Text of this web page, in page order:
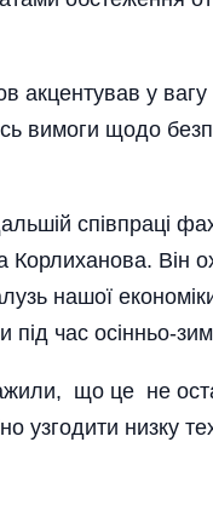
акцентував у
вимоги щодо
співпраці
Він
нашої
під час осінньо-
що це не
узгодити низку